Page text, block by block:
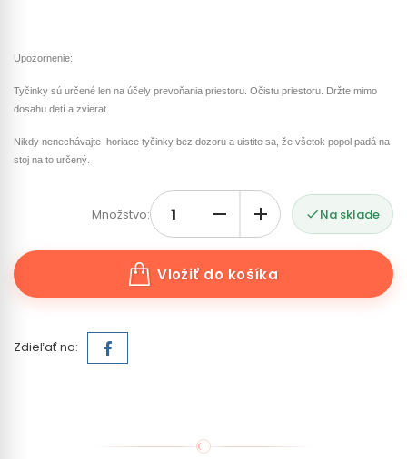
Upozornenie:
Tyčinky sú určené len na účely prevoňania priestoru. Očistu priestoru. Držte mimo
dosahu detí a zvierat.
Nikdy nenechávajte horiace tyčinky bez dozoru a uistite sa, že všetok popol padá na
stoj na to určený.
Množstvo: Na sklade
Vložiť do košíka
Zdieľať na: